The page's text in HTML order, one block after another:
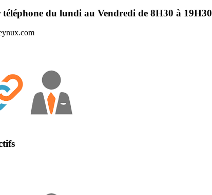
du lundi au Vendredi de 8H30 à 19H30